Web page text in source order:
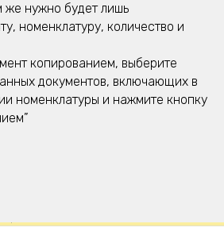
же нужно будет лишь
номенклатуру, количество и
копированием, выберите
документов, включающих в
номенклатуры и нажмите кнопку